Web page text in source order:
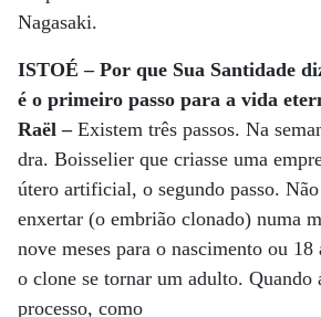
Nagasaki.
ISTOÉ – Por que Sua Santidade
é o primeiro passo para a vida
Raël –Existem três passos. Na
dra. Boisselier que criasse uma
útero artificial, o segundo passo.
enxertar (o embrião clonado) numa
nove meses para o nascimento ou 18
o clone se tornar um adulto. Quando
processo, como